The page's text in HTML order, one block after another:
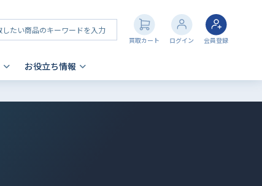
買取カート ログイン 会員登録
お役立ち情報